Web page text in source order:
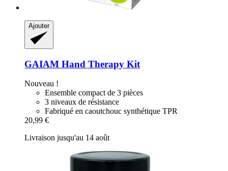
Ajouter
GAIAM Hand Therapy Kit
Nouveau !
Ensemble compact de 3 pièces
3 niveaux de résistance
Fabriqué en caoutchouc synthétique TPR
20,99 €
Livraison jusqu'au 14 août